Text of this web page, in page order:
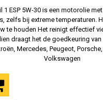
1 ESP 5W-30 is een motorolie
zelfs bij extreme temperaturen.
te houden Het reinigt effectief
draagt ​​het de goedkeuring
Mercedes, Peugeot,
Volkswagen